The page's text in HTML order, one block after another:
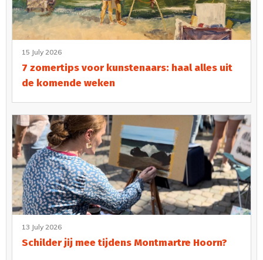
15 July 2026
7 zomertips voor kunstenaars: haal alles uit
de komende weken
13 July 2026
Schilder jij mee tijdens Montmartre Hoorn?